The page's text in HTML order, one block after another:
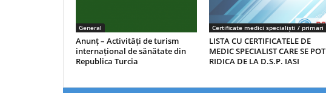
General
Anunț – Activități de turism
internațional de sănătate din
Republica Turcia
Certificate medici specialiști / primari
LISTA CU CERTIFICATELE DE
MEDIC SPECIALIST CARE SE POT
RIDICA DE LA D.S.P. IASI